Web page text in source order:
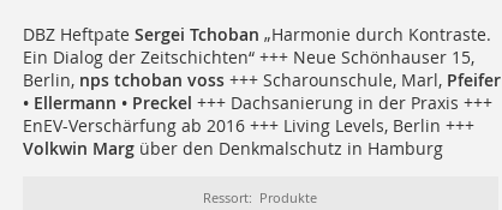
DBZ Heftpate Sergei Tchoban „Harmonie durch Kontraste.
Ein Dialog der Zeitschichten“ +++ Neue Schönhauser 15,
Berlin,nps tchoban voss+++ Scharounschule, Marl, Pfeifer
• Ellermann • Preckel +++ Dachsanierung in der Praxis +++
EnEV-Verschärfung ab 2016 +++ Living Levels, Berlin +++
Volkwin Margüber den Denkmalschutz in Hamburg
Ressort: Produkte